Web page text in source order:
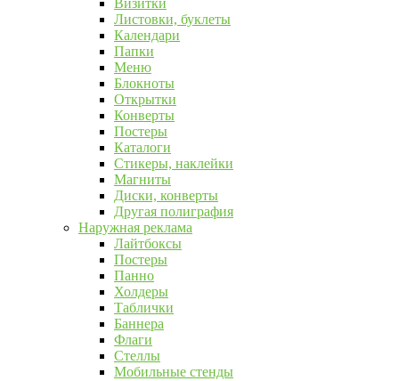
Визитки
Листовки, буклеты
Календари
Папки
Меню
Блокноты
Открытки
Конверты
Постеры
Каталоги
Стикеры, наклейки
Магниты
Диски, конверты
Другая полиграфия
Наружная реклама
Лайтбоксы
Постеры
Панно
Холдеры
Таблички
Баннера
Флаги
Стеллы
Мобильные стенды